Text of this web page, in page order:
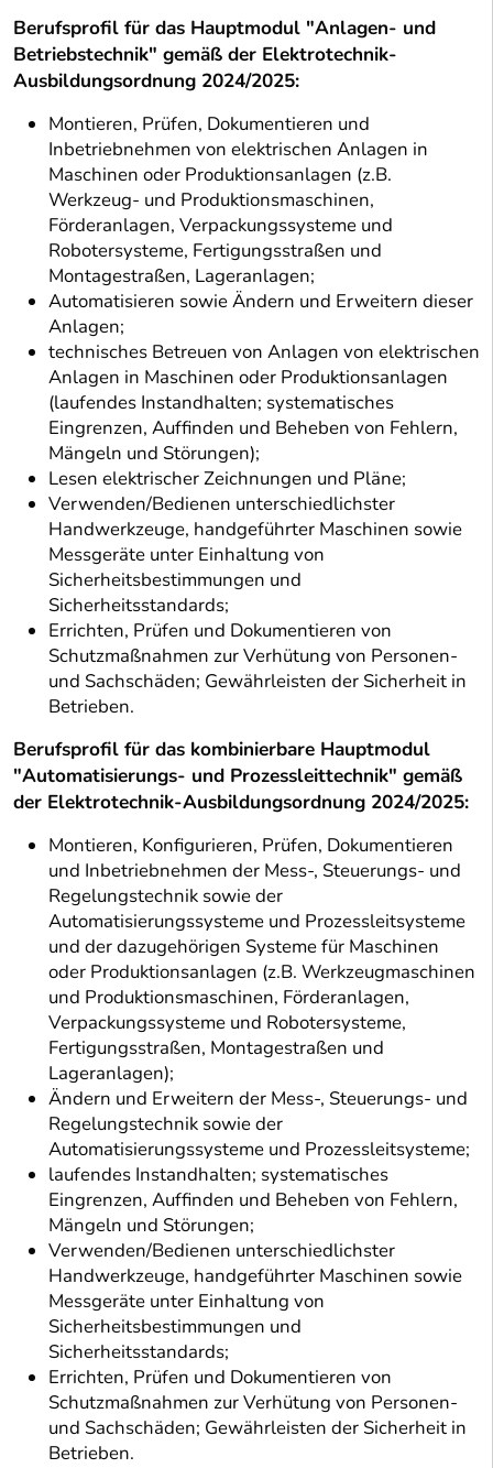
Berufsprofil für das Hauptmodul "Anlagen- und
Betriebstechnik" gemäß der Elektrotechnik-
Ausbildungsordnung 2024/2025:
Montieren, Prüfen, Dokumentieren und
Inbetriebnehmen von elektrischen Anlagen in
Maschinen oder Produktionsanlagen (z.B.
Werkzeug- und Produktionsmaschinen,
Förderanlagen, Verpackungssysteme und
Robotersysteme, Fertigungsstraßen und
Montagestraßen, Lageranlagen;
Automatisieren sowie Ändern und Erweitern dieser
Anlagen;
technisches Betreuen von Anlagen von elektrischen
Anlagen in Maschinen oder Produktionsanlagen
(laufendes Instandhalten; systematisches
Eingrenzen, Auffinden und Beheben von Fehlern,
Mängeln und Störungen);
Lesen elektrischer Zeichnungen und Pläne;
Verwenden/Bedienen unterschiedlichster
Handwerkzeuge, handgeführter Maschinen sowie
Messgeräte unter Einhaltung von
Sicherheitsbestimmungen und
Sicherheitsstandards;
Errichten, Prüfen und Dokumentieren von
Schutzmaßnahmen zur Verhütung von Personen-
und Sachschäden; Gewährleisten der Sicherheit in
Betrieben.
Berufsprofil für das kombinierbare Hauptmodul
"Automatisierungs- und Prozessleittechnik" gemäß
der Elektrotechnik-Ausbildungsordnung 2024/2025:
Montieren, Konfigurieren, Prüfen, Dokumentieren
und Inbetriebnehmen der Mess-, Steuerungs- und
Regelungstechnik sowie der
Automatisierungssysteme und Prozessleitsysteme
und der dazugehörigen Systeme für Maschinen
oder Produktionsanlagen (z.B. Werkzeugmaschinen
und Produktionsmaschinen, Förderanlagen,
Verpackungssysteme und Robotersysteme,
Fertigungsstraßen, Montagestraßen und
Lageranlagen);
Ändern und Erweitern der Mess-, Steuerungs- und
Regelungstechnik sowie der
Automatisierungssysteme und Prozessleitsysteme;
laufendes Instandhalten; systematisches
Eingrenzen, Auffinden und Beheben von Fehlern,
Mängeln und Störungen;
Verwenden/Bedienen unterschiedlichster
Handwerkzeuge, handgeführter Maschinen sowie
Messgeräte unter Einhaltung von
Sicherheitsbestimmungen und
Sicherheitsstandards;
Errichten, Prüfen und Dokumentieren von
Schutzmaßnahmen zur Verhütung von Personen-
und Sachschäden; Gewährleisten der Sicherheit in
Betrieben.